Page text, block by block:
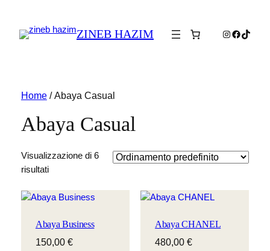
ZINEB HAZIM Instagram
TikTok
Home/ Abaya Casual
Abaya Casual
Visualizzazione di 6
risultati
Abaya Business
150,00 €
Abaya CHANEL
480,00€